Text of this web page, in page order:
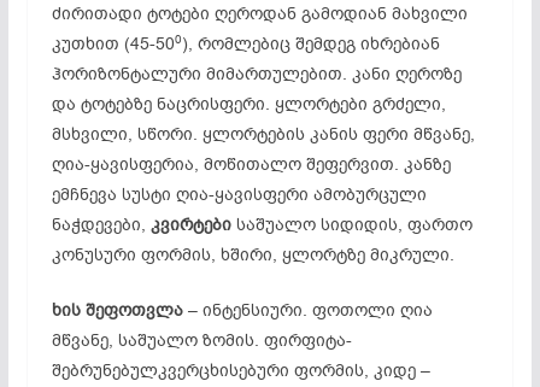
ძირითადი ტოტები ღეროდან გამოდიან მახვილი
კუთხით (45-500), რომლებიც შემდეგ იხრებიან
ჰორიზონტალური მიმართულებით. კანი ღეროზე
და ტოტებზე ნაცრისფერი. ყლორტები გრძელი,
მსხვილი, სწორი. ყლორტების კანის ფერი მწვანე,
ღია-ყავისფერია, მოწითალო შეფერვით. კანზე
ემჩნევა სუსტი ღია-ყავისფერი ამობურცული
ნაჭდევები, კვირტები საშუალო სიდიდის, ფართო
კონუსური ფორმის, ხშირი, ყლორტზე მიკრული.
ხის შეფოთვლა– ინტენსიური. ფოთოლი ღია
მწვანე, საშუალო ზომის. ფირფიტა-
შებრუნებულკვერცხისებური ფორმის, კიდე –